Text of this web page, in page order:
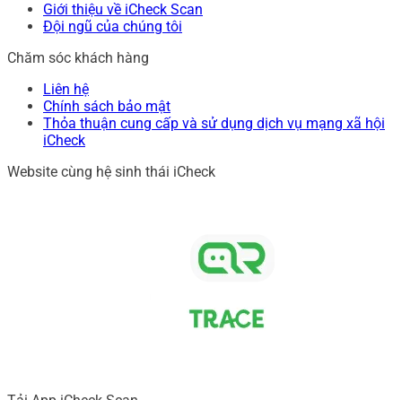
Giới thiệu về iCheck Scan
Đội ngũ của chúng tôi
Chăm sóc khách hàng
Liên hệ
Chính sách bảo mật
Thỏa thuận cung cấp và sử dụng dịch vụ mạng xã hội
iCheck
Website cùng hệ sinh thái iCheck